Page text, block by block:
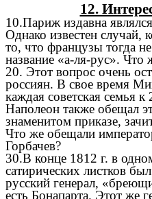
12.
10.Париж издавна
Однако известен случай,
то, что французы тогда
название «а-ля-рус». Что
20. Этот вопрос очень
россиян. В свое время
каждая советская семья к
Наполеон также обещал
знаменитом приказе,
Что же обещали
Горбачев?
30.В конце 1812 г. в
сатирических листков
русский генерал,
есть Бонапарта. Этот же